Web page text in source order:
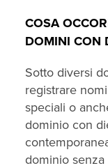
COSA
DOMINI CON
Sotto diversi
registrare
speciali o
dominio con
dominio senza